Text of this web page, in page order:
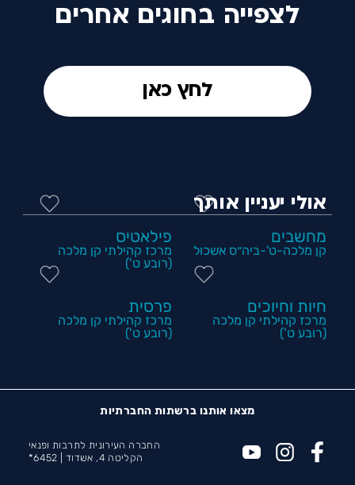
לצפייה בחוגים אחרים
לחץ כאן
אולי יעניין אותך
מחשבים
קן מלכה-ט'-ביה״ס אשכול
פילאטיס
מרכז קהילתי קן מלכה
(רובע ט')
חיות וחיוכים
מרכז קהילתי קן מלכה
(רובע ט')
פרסית
מרכז קהילתי קן מלכה
(רובע ט')
מצאו אותנו ברשתות החברתיות
החברה העירונית לתרבות ופנאי
הקליטה 4, אשדוד |
6452*